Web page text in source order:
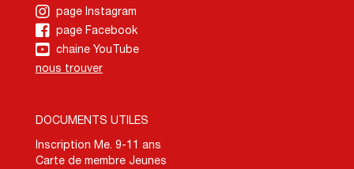
page Instagram
page Facebook
chaine YouTube
nous trouver
DOCUMENTS UTILES
Inscription Me. 9-11 ans
Carte de membre Jeunes